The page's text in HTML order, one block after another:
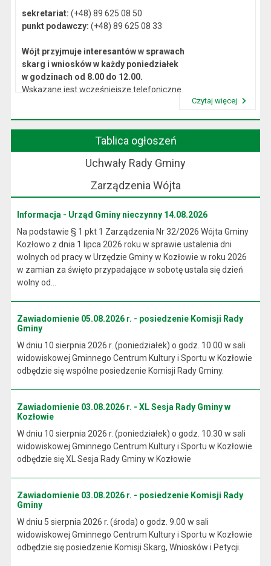
sekretariat: (+48) 89 625 08 50
punkt podawczy: (+48) 89 625 08 33
Wójt przyjmuje interesantów w sprawach
skarg i wniosków w każdy poniedziałek
w godzinach od 8.00 do 12.00.
Wskazane jest wcześniejsze telefoniczne
Czytaj więcej
Tablica ogłoszeń
Uchwały Rady Gminy
Zarządzenia Wójta
Informacja - Urząd Gminy nieczynny 14.08.2026
Na podstawie § 1 pkt 1 Zarządzenia Nr 32/2026 Wójta Gminy
Kozłowo z dnia 1 lipca 2026 roku w sprawie ustalenia dni
wolnych od pracy w Urzędzie Gminy w Kozłowie w roku 2026
w zamian za święto przypadające w sobotę ustala się dzień
wolny od...
Zawiadomienie 05.08.2026 r. - posiedzenie Komisji Rady
Gminy
W dniu 10 sierpnia 2026 r. (poniedziałek) o godz. 10.00 w sali
widowiskowej Gminnego Centrum Kultury i Sportu w Kozłowie
odbędzie się wspólne posiedzenie Komisji Rady Gminy.
Zawiadomienie 03.08.2026 r. - XL Sesja Rady Gminy w
Kozłowie
W dniu 10 sierpnia 2026 r. (poniedziałek) o godz. 10.30 w sali
widowiskowej Gminnego Centrum Kultury i Sportu w Kozłowie
odbędzie się XL Sesja Rady Gminy w Kozłowie
Zawiadomienie 03.08.2026 r. - posiedzenie Komisji Rady
Gminy
W dniu 5 sierpnia 2026 r. (środa) o godz. 9.00 w sali
widowiskowej Gminnego Centrum Kultury i Sportu w Kozłowie
odbędzie się posiedzenie Komisji Skarg, Wniosków i Petycji.